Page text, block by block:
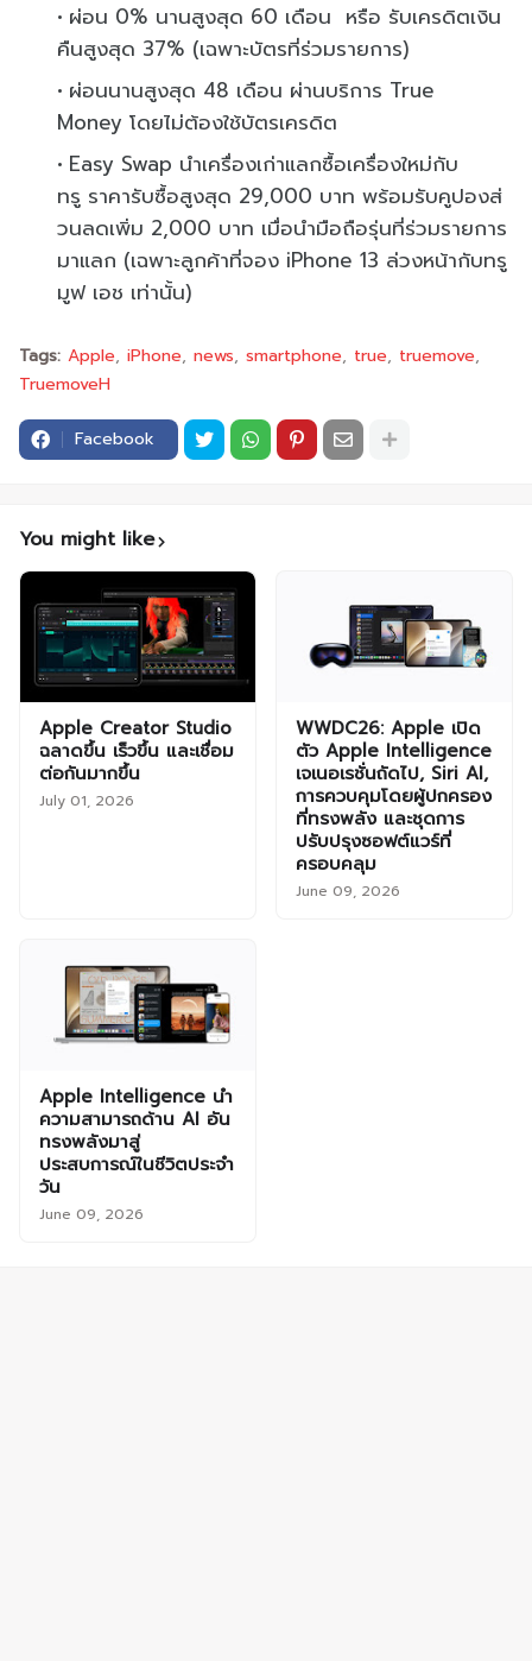
ผ่อน 0% นานสูงสุด 60 เดือน หรือ รับเครดิตเงิน
คืนสูงสุด 37% (เฉพาะบัตรที่ร่วมรายการ)
ผ่อนนานสูงสุด 48 เดือน ผ่านบริการ True
Money โดยไม่ต้องใช้บัตรเครดิต
Easy Swap นำเครื่องเก่าแลกซื้อเครื่องใหม่กับ
ทรู ราคารับซื้อสูงสุด 29,000 บาท พร้อมรับคูปองส่
วนลดเพิ่ม 2,000 บาท เมื่อนำมือถือรุ่นที่ร่วมรายการ
มาแลก (เฉพาะลูกค้าที่จอง iPhone 13 ล่วงหน้ากับทรู
มูฟ เอช เท่านั้น)
Tags: Apple iPhone news smartphone true truemove
TruemoveH
Facebook
You might like
Apple Creator Studio
ฉลาดขึ้น เร็วขึ้น และเชื่อม
ต่อกันมากขึ้น
July 01, 2026
WWDC26: Apple เปิด
ตัว Apple Intelligence
เจเนอเรชั่นถัดไป, Siri AI,
การควบคุมโดยผู้ปกครอง
ที่ทรงพลัง และชุดการ
ปรับปรุงซอฟต์แวร์ที่
ครอบคลุม
June 09, 2026
Apple Intelligence นำ
ความสามารถด้าน AI อัน
ทรงพลังมาสู่
ประสบการณ์ในชีวิตประจำ
วัน
June 09, 2026